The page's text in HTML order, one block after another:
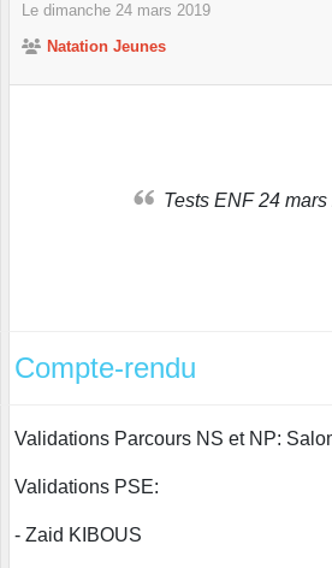
Le dimanche 24 mars 2019
Natation Jeunes
Tests ENF 24
Compte-rendu
Validations Parcours NS et NP:
Validations PSE:
- Zaid KIBOUS